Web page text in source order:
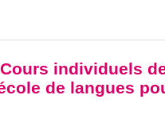
Cours individuels
de langues